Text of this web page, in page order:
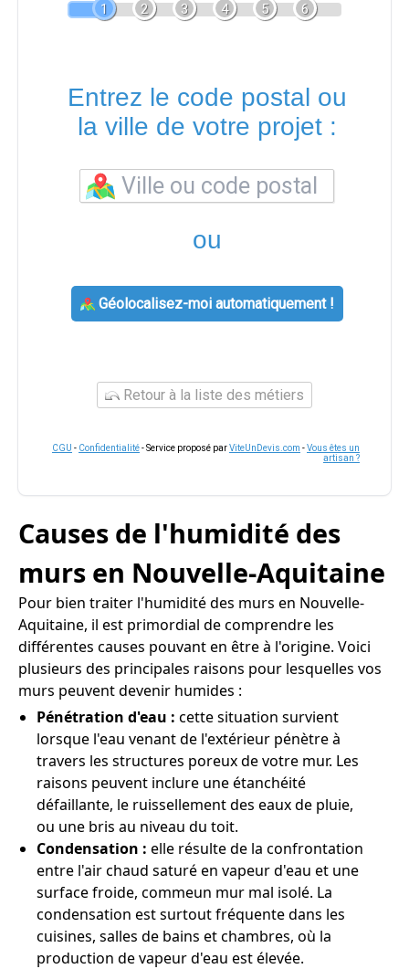
1 2 3 4 5 6
Entrez le code postal ou
la ville de votre projet :
ou
Géolocalisez-moi automatiquement !
Retour à la liste des métiers
CGU - Confidentialité- Service proposé parViteUnDevis.com -Vous êtes un
artisan ?
Causes de l'humidité des
murs en Nouvelle-Aquitaine
Pour bien traiter l'humidité des murs en Nouvelle-
Aquitaine, il est primordial de comprendre les
différentes causes pouvant en être à l'origine. Voici
plusieurs des principales raisons pour lesquelles vos
murs peuvent devenir humides :
Pénétration d'eau : cette situation survient
lorsque l'eau venant de l'extérieur pénètre à
travers les structures poreux de votre mur. Les
raisons peuvent inclure une étanchéité
défaillante, le ruissellement des eaux de pluie,
ou une bris au niveau du toit.
Condensation : elle résulte de la confrontation
entre l'air chaud saturé en vapeur d'eau et une
surface froide, commeun mur mal isolé. La
condensation est surtout fréquente dans les
cuisines, salles de bains et chambres, où la
production de vapeur d'eau est élevée.